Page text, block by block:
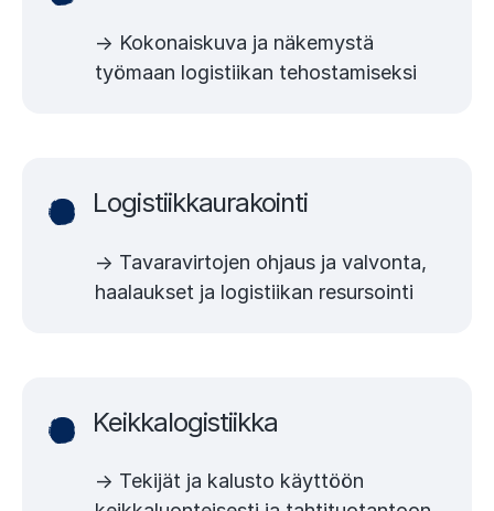
→ Kokonaiskuva ja näkemystä
työmaan logistiikan tehostamiseksi
Logistiikkaurakointi
→ Tavaravirtojen ohjaus ja valvonta,
haalaukset ja logistiikan resursointi
Keikkalogistiikka
→ Tekijät ja kalusto käyttöön